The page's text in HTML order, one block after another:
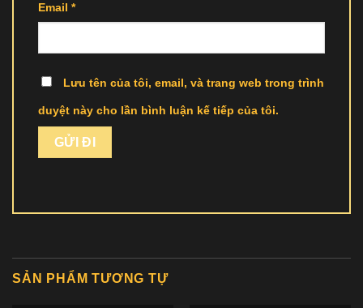
Email *
Lưu tên của tôi, email, và trang web trong trình
duyệt này cho lần bình luận kế tiếp của tôi.
SẢN PHẨM TƯƠNG TỰ